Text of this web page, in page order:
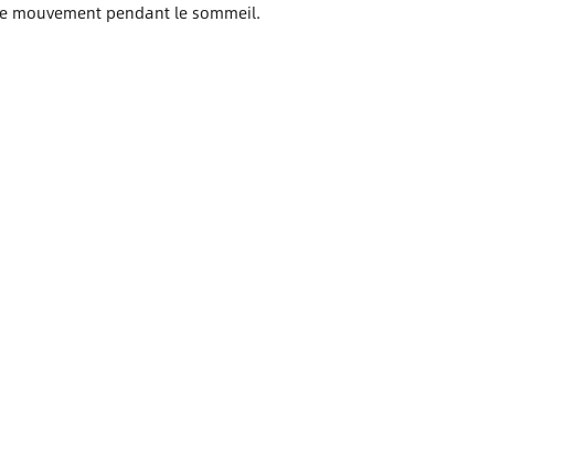
mouvement pendant le sommeil.